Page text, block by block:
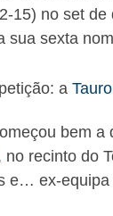
15) no set
sua sexta
a
bem a
no recinto do
e… ex-